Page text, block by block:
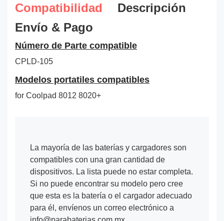
Compatibilidad
Descripción
Envío & Pago
Número de Parte compatible
CPLD-105
Modelos portatiles compatibles
for Coolpad 8012 8020+
La mayoría de las baterías y cargadores son
compatibles con una gran cantidad de
dispositivos. La lista puede no estar completa.
Si no puede encontrar su modelo pero cree
que esta es la batería o el cargador adecuado
para él, envíenos un correo electrónico a